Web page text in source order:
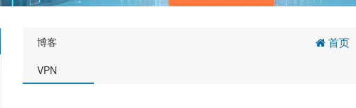
博客
VPN
首页